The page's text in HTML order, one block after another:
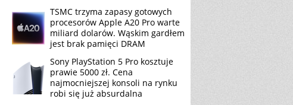
TSMC trzyma zapasy gotowych
procesorów Apple A20 Pro warte
miliard dolarów. Wąskim gardłem
jest brak pamięci DRAM
Sony PlayStation 5 Pro kosztuje
prawie 5000 zł. Cena
najmocniejszej konsoli na rynku
robi się już absurdalna